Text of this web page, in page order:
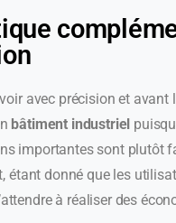
avec précision et
bâtiment industriel
importantes sont plutôt
étant donné que les
à réaliser des